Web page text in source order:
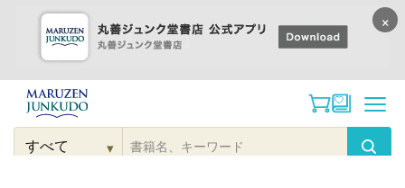
コンテンツに
進む
検
▾
×